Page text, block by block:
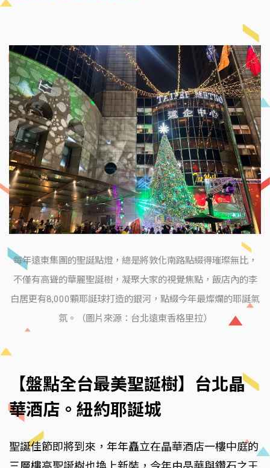
每年遠東集團的聖誕點燈，總是將敦化南路點綴得璀璨無比，
不僅有高聳的華麗聖誕樹，凝聚大家的視覺焦點，飯店內的李
白居更有8,000顆耶誕球打造的銀河，點綴今年最燦爛的耶誕氣
氛。（圖片來源：台北遠東香格里拉）
【盤點全台最美聖誕樹】台北晶
華酒店。紐約耶誕城
聖誕佳節即將到來，年年矗立在晶華酒店一樓中庭的